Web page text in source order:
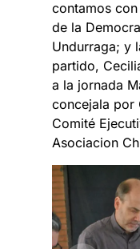
contamos
de la
Undurraga; y
partido,
a la jornada
concejala por
Comité
Asociacion